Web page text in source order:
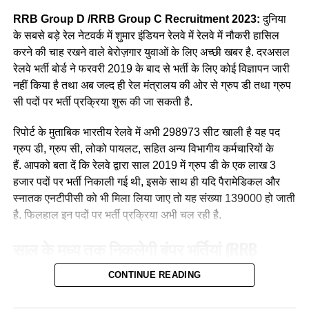
आपने अमूमन पुरुषों को ही रेल चलाते हुए देखा होगा लेकिन माथे पर लाल
बिंदी, भरी हुई मांग और हाथ में लाल चूड़ी पहने हुए महिला लोकों पायलेट
नीलम राथल रेल में सवार हजारों यात्रियों को सुरक्षित गंतव्य पहुंचाने की
रेलवे की सीनियर असिस्टेंट लोको पायलट नीलम बताती है कि जब वे
पेसीजर ट्रेन चलाती है तो कई लोग उन्हें देख कर हेरान रह जाते है कुछ
लड़कीया उन्हे देखकर काफी खुश भी होती है कि एक महिला ट्रेन चल रही
है।
RRB Group D /RRB Group C Recruitment 2023:दुनिया
के सबसे बड़े रेल नेटवर्क में शुमार इंडियन रेलवे में रेलवे में नौकरी हासिल
करने की चाह रखने वाले बेरोज़गार युवाओं के लिए अच्छी खबर है. दरअसल
रेलवे भर्ती बोर्ड ने फरवरी 2019 के बाद से भर्ती के लिए कोई विज्ञापन जारी
नहीं किया है तथा अब जल्द ही रेल मंत्रालय की ओर से ग्रुप डी तथा ग्रुप
सी पदों पर भर्ती प्रक्रिया शुरू की जा सकती है.
रिपोर्ट के मुताबिक भारतीय रेलवे में अभी 298973 सीट खाली है यह पद
ग्रुप डी, ग्रुप सी, लोको पायलट, सहित अन्य विभागीय कर्मचारियों के
हैं. आपको बता दें कि रेलवे द्वारा साल 2019 में ग्रुप डी के एक लाख 3
हजार पदों पर भर्ती निकाली गई थी, इसके साथ ही यदि पैरामेडिकल और
स्नातक एनटीपीसी को भी मिला लिया जाए तो यह संख्या 139000 हो जाती
है. फिलहाल इन पदों पर भर्ती प्रक्रिया अभी चल रही है.
Recruitment 2023)CONTINUE READING